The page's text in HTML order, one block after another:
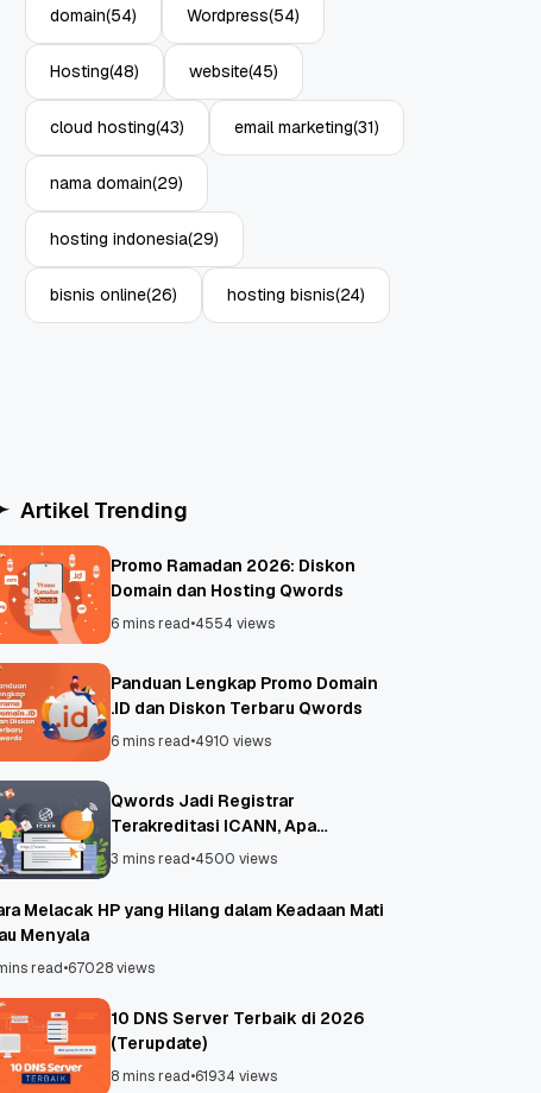
domain(54) Wordpress(54)
Hosting(48) website(45)
cloud hosting(43) email marketing(31)
nama domain(29)
hosting indonesia(29)
bisnis online(26) hosting bisnis(24)
Artikel Trending
Promo Ramadan 2026: Diskon
Domain dan Hosting Qwords
6 mins read•4554 views
Panduan Lengkap Promo Domain
.ID dan Diskon Terbaru Qwords
6 mins read•4910 views
Qwords Jadi Registrar
Terakreditasi ICANN, Apa
Untungnya?
3 mins read•4500 views
Melacak HP yang Hilang dalam Keadaan Mati
Menyala
read•67028 views
10 DNS Server Terbaik di 2026
(Terupdate)
8 mins read•61934 views